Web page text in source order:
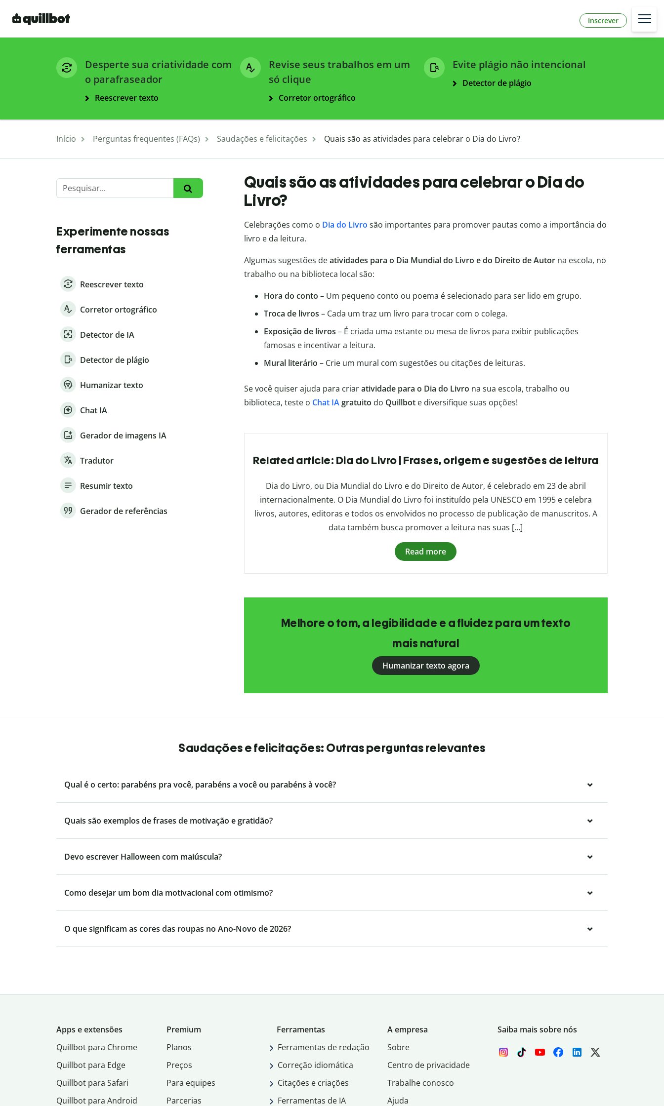
Inscrever
Desperte sua criatividade com
o parafraseador
Reescrever texto
Revise seus trabalhos em um
só clique
Corretor ortográfico
Evite plágio não intencional
Detector de plágio
Início Perguntas frequentes (FAQs) Saudações e felicitações Quais são as atividades para celebrar o Dia do Livro?
Experimente nossas
ferramentas
Reescrever texto
Corretor ortográfico
Detector de IA
Detector de plágio
Humanizar texto
Chat IA
Gerador de imagens IA
Tradutor
Resumir texto
Gerador de referências
Quais são as atividades para celebrar o Dia do
Livro?
Celebrações como o Dia do Livro são importantes para promover pautas como a importância do
livro e da leitura.
Algumas sugestões deatividades para o Dia Mundial do Livro e do Direito de Autorna escola, no
trabalho ou na biblioteca local são:
Hora do conto – Um pequeno conto ou poema é selecionado para ser lido em grupo.
Troca de livros – Cada um traz um livro para trocar com o colega.
Exposição de livros – É criada uma estante ou mesa de livros para exibir publicações
famosas e incentivar a leitura.
Mural literário – Crie um mural com sugestões ou citações de leituras.
Se você quiser ajuda para criaratividade para o Dia do Livro na sua escola, trabalho ou
biblioteca, teste o Chat IAgratuito do Quillbot e diversifique suas opções!
Related article: Dia do Livro | Frases, origem e sugestões de leitura
Dia do Livro, ou Dia Mundial do Livro e do Direito de Autor, é celebrado em 23 de abril
internacionalmente. O Dia Mundial do Livro foi instituído pela UNESCO em 1995 e celebra
livros, autores, editoras e todos os envolvidos no processo de publicação de manuscritos. A
data também busca promover a leitura nas suas […]
Read more
Melhore o tom, a legibilidade e a fluidez para um texto
mais natural
Humanizar texto agora
Saudações e felicitações: Outras perguntas relevantes
Qual é o certo: parabéns pra você, parabéns a você ou parabéns à você?
Quais são exemplos de frases de motivação e gratidão?
Devo escrever Halloween com maiúscula?
Como desejar um bom dia motivacional com otimismo?
O que significam as cores das roupas no Ano-Novo de 2026?
Apps e extensões
Quillbot para Chrome
Quillbot para Edge
Quillbot para Safari
Quillbot para Android
Premium
Planos
Preços
Para equipes
Parcerias
Ferramentas
Ferramentas de redação
Correção idiomática
Citações e criações
Ferramentas de IA
A empresa
Sobre
Centro de privacidade
Trabalhe conosco
Ajuda
Saiba mais sobre nós